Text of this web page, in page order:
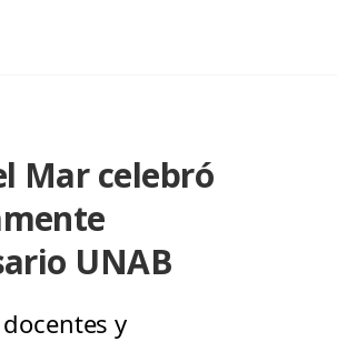
Mar celebró
UNAB
y